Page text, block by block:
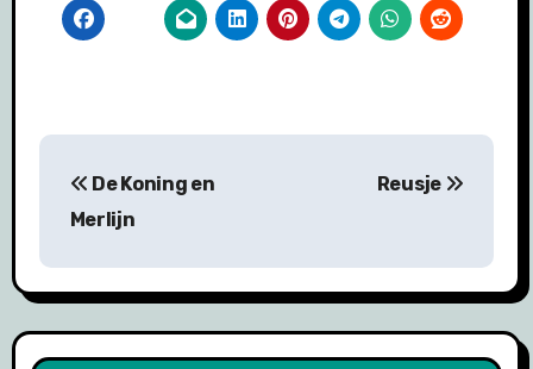
navigatie
De Koning en
Merlijn
Reusje